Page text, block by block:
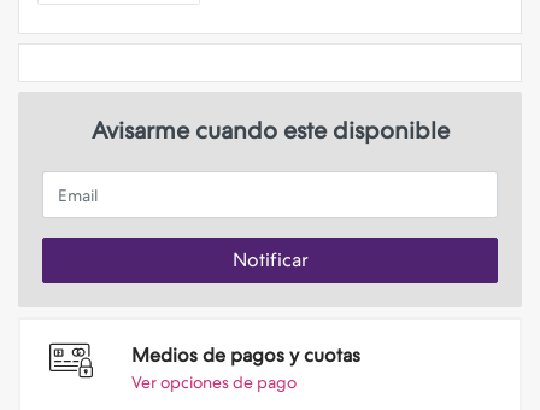
Avisarme cuando este disponible
Email
Notificar
Medios de pagos y cuotas
Ver opciones de pago